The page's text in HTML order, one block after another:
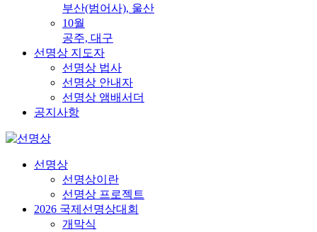
부산(범어사), 울산
10월
공주, 대구
선명상 지도자
선명상 법사
선명상 안내자
선명상 앰배서더
공지사항
선명상
선명상이란
선명상 프로젝트
2026 국제선명상대회
개막식